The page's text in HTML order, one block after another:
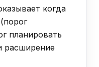
когда
планировать
расширение